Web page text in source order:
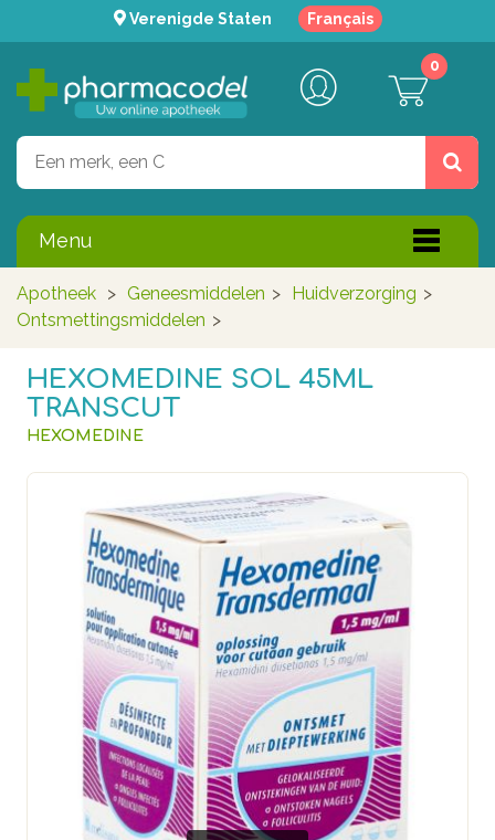
Verenigde Staten Français
0
Menu
Apotheek > Geneesmiddelen > Huidverzorging >
Ontsmettingsmiddelen >
HEXOMEDINE SOL 45ML
TRANSCUT
HEXOMEDINE